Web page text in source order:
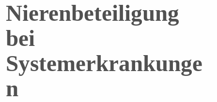
Nierenbeteiligung
bei
Systemerkrankunge
n